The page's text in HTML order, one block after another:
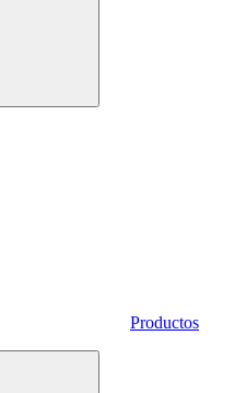
Productos